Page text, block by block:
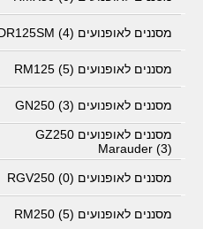
מסננים לאופנועים DR125SM (4)
מסננים לאופנועים RM125 (5)
מסננים לאופנועים GN250 (3)
מסננים לאופנועים GZ250
Marauder (3)
מסננים לאופנועים RGV250 (0)
מסננים לאופנועים RM250 (5)